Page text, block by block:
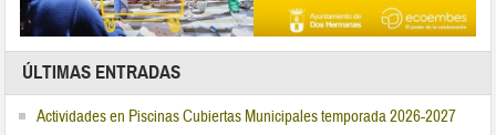
ÚLTIMAS ENTRADAS
Actividades en Piscinas Cubiertas Municipales temporada 2026-2027